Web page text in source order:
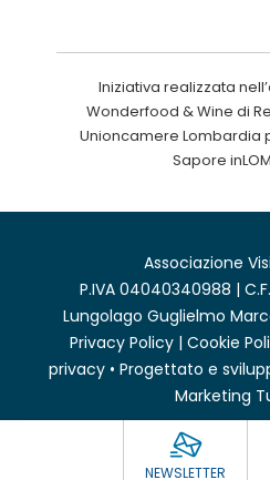
NEWSLETTER
Iniziativa realizzata
Wonderfood & Wine di
Unioncamere Lombardia
Sapore
Associazione
P.IVA 04040340988 |
Lungolago Guglielmo
Privacy Policy | Cookie
privacy• Progettato e
Marketing